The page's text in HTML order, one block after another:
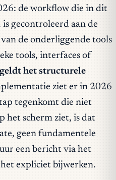
de workflow die in dit
gecontroleerd aan de
de onderliggende tools
tools, interfaces of
geldt het structurele
ziet er in 2026
tegenkomt die niet
het scherm ziet, is dat
geen fundamentele
een bericht via het
expliciet bijwerken.